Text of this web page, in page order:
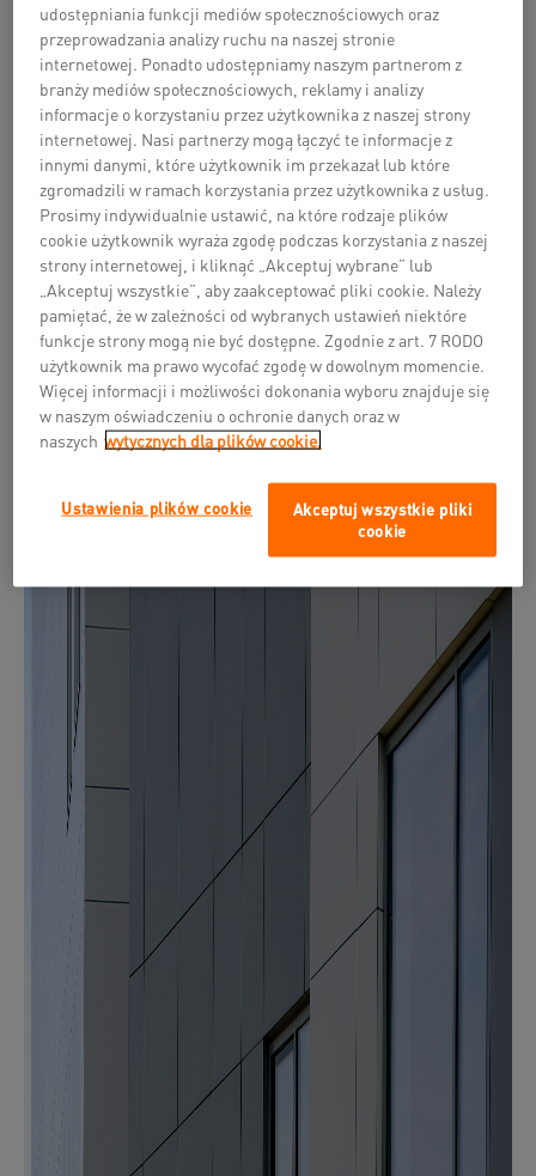
Na powierzchni ok. 6.000 m2, w 17 specjalistycznych
laboratoriach, realizowane są zadania naukowo-
badawcze. Bryła budynku składa się z dwóch części:
budynku głównego o trzech kondygnacjach naziemnych
(powierzchnia 1.551 m ) oraz Laboratorium Badań Drgań
Mechanicznych (powierzchnia 158,30 m ). Obie części
zostały połączone łącznikiem na poziomie I piętra. W
Tech-Safe-Bio do prac wykończeniowych zastosowano
kompletny systemy suchej zabudowy fermacell.
Powierzchnia użytych płyt gipsowo-włóknowych wyniosła
20.000 m 2. W obiekcie zastosowano uniwersalne płyty g-w
o grubości 12,5 mm, charakteryzujące się wysoką
trwałością, niepalnością (klasa A2) oraz naturalną
odpornością na wilgoć.
udostępniania funkcji mediów społecznościowych oraz
przeprowadzania analizy ruchu na naszej stronie
internetowej. Ponadto udostępniamy naszym partnerom z
branży mediów społecznościowych, reklamy i analizy
informacje o korzystaniu przez użytkownika z naszej strony
internetowej. Nasi partnerzy mogą łączyć te informacje z
innymi danymi, które użytkownik im przekazał lub które
zgromadzili w ramach korzystania przez użytkownika z usług.
Prosimy indywidualnie ustawić, na które rodzaje plików
cookie użytkownik wyraża zgodę podczas korzystania z naszej
strony internetowej, i kliknąć „Akceptuj wybrane” lub
„Akceptuj wszystkie”, aby zaakceptować pliki cookie. Należy
pamiętać, że w zależności od wybranych ustawień niektóre
funkcje strony mogą nie być dostępne. Zgodnie z art. 7 RODO
użytkownik ma prawo wycofać zgodę w dowolnym momencie.
Więcej informacji i możliwości dokonania wyboru znajduje się
w naszym oświadczeniu o ochronie danych oraz w
naszych wytycznych dla plików cookie.
Ustawienia plików cookie Akceptuj wszystkie pliki
cookie